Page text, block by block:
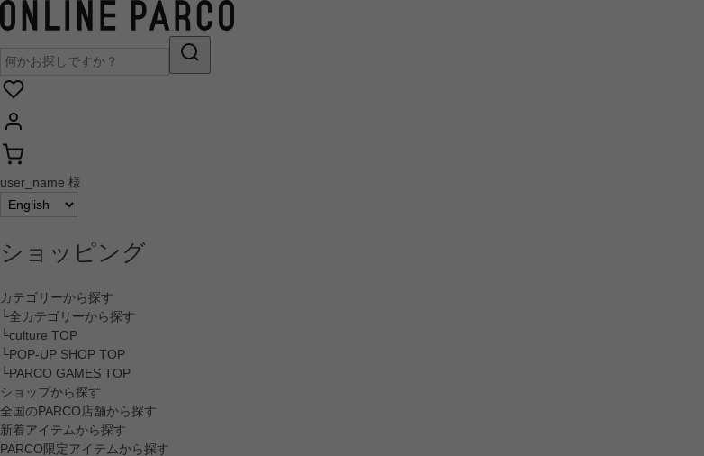
user_name 様
ショッピング
カテゴリーから探す
└全カテゴリーから探す
└culture TOP
└POP-UP SHOP TOP
└PARCO GAMES TOP
ショップから探す
全国のPARCO店舗から探す
新着アイテムから探す
PARCO限定アイテムから探す